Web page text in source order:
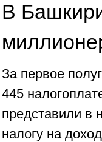
В
За первое
445
представили в
налогу на